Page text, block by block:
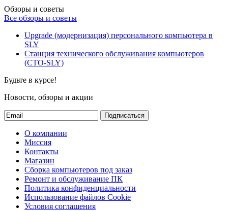
Обзоры и советы
Все обзоры и советы
Upgrade (модернизация) персонального компьютера в
SLY
Станция технического обслуживания компьютеров
(СТО-SLY)
Будьте в курсе!
Новости, обзоры и акции
Подписаться
О компании
Миссия
Контакты
Магазин
Сборка компьютеров под заказ
Ремонт и обслуживание ПК
Политика конфиденциальности
Использование файлов Cookie
Условия соглашения